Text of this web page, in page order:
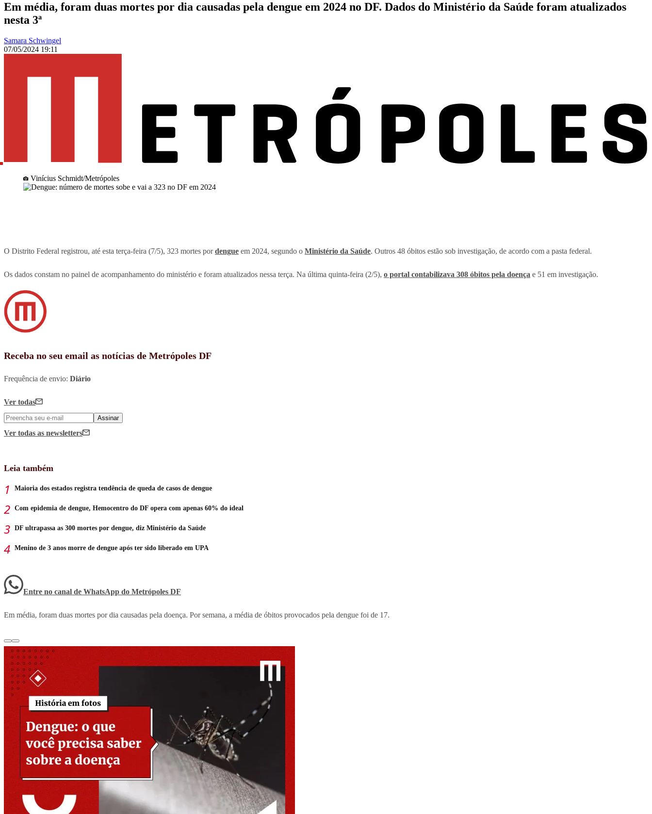
Em média, foram duas mortes por dia causadas pela dengue em 2024 no DF. Dados do Ministério da Saúde foram atualizados
nesta 3ª
Samara Schwingel
07/05/2024 19:11
Vinícius Schmidt/Metrópoles
O Distrito Federal registrou, até esta terça-feira (7/5), 323 mortes pordengue em 2024, segundo o Ministério da Saúde. Outros 48 óbitos estão sob investigação, de acordo com a pasta federal.
Os dados constam no painel de acompanhamento do ministério e foram atualizados nessa terça. Na última quinta-feira (2/5), o portal contabilizava 308 óbitos pela doença e 51 em investigação.
Receba no seu email as notícias de Metrópoles DF
Frequência de envio: Diário
Ver todas
Assinar
Ver todas as newsletters
Leia também
Maioria dos estados registra tendência de queda de casos de dengue
Com epidemia de dengue, Hemocentro do DF opera com apenas 60% do ideal
DF ultrapassa as 300 mortes por dengue, diz Ministério da Saúde
Menino de 3 anos morre de dengue após ter sido liberado em UPA
Entre no canal de WhatsApp do Metrópoles DF
Em média, foram duas mortes por dia causadas pela doença. Por semana, a média de óbitos provocados pela dengue foi de 17.